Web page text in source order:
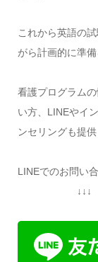
これから英語の
がら計画的に準
看護プログラム
い方、LINEやイ
ンセリングも提
LINEでのお問い
↓↓↓